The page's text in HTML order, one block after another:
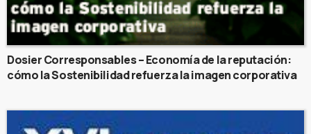
Dosier Corresponsables – Economía de la reputación:
cómo la Sostenibilidad refuerza la imagen corporativa